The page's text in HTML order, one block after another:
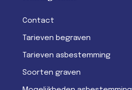
Contact
Tarieven begraven
Tarieven asbestemming
Soorten graven